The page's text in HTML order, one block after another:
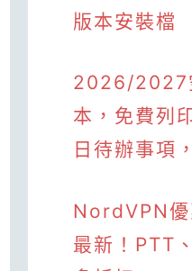
版本安裝檔
2026/2027
本，免費列
日待辦事項
NordVPN
最新！PTT